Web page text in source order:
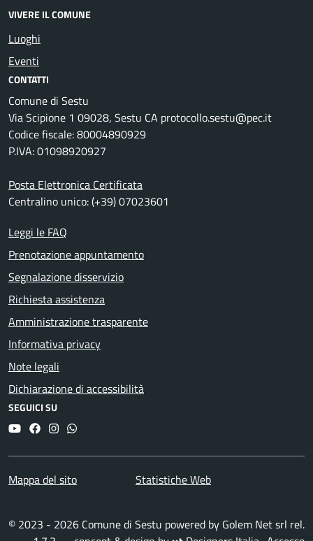
VIVERE IL COMUNE
Luoghi
Eventi
CONTATTI
Comune di Sestu
Via Scipione 1 09028, Sestu CA protocollo.sestu@pec.it
Codice fiscale: 80004890929
P.IVA: 01098920927
Posta Elettronica Certificata
Centralino unico: (+39) 07023601
Leggi le FAQ
Prenotazione appuntamento
Segnalazione disservizio
Richiesta assistenza
Amministrazione trasparente
Informativa privacy
Note legali
Dichiarazione di accessibilità
SEGUICI SU
YouTubeFacebookInstagram
Whatsapp
Mappa del sito Statistiche Web
© 2023 - 2026 Comune di Sestu powered by Golem Net srl rel.